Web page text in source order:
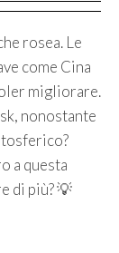
rosea. Le
come Cina
migliorare.
nonostante
a questa
di più? 💡